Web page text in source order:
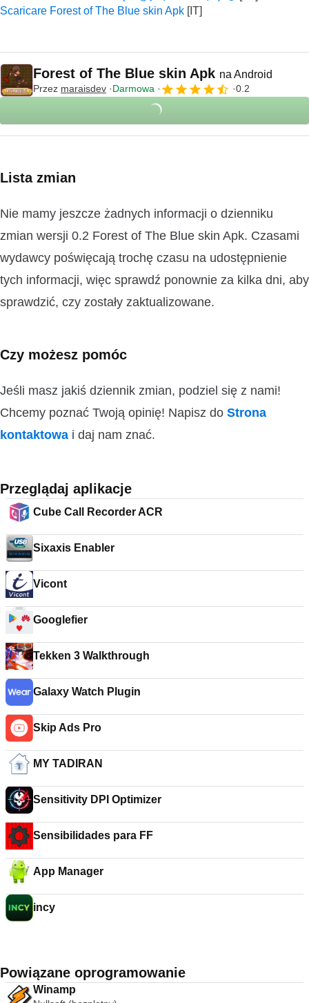
Scaricare Forest of The Blue skin Apk
Forest of The Blue skin Apk na Android
Przez maraisdev Darmowa 0.2
Lista zmian
Nie mamy jeszcze żadnych informacji o dzienniku
zmian wersji 0.2 Forest of The Blue skin Apk. Czasami
wydawcy poświęcają trochę czasu na udostępnienie
tych informacji, więc sprawdź ponownie za kilka dni, aby
sprawdzić, czy zostały zaktualizowane.
Czy możesz pomóc
Jeśli masz jakiś dziennik zmian, podziel się z nami!
Chcemy poznać Twoją opinię! Napisz do Strona
kontaktowa i daj nam znać.
Przeglądaj aplikacje
Cube Call Recorder ACR
Sixaxis Enabler
Vicont
Googlefier
Tekken 3 Walkthrough
Galaxy Watch Plugin
Skip Ads Pro
MY TADIRAN
Sensitivity DPI Optimizer
Sensibilidades para FF
App Manager
incy
Powiązane oprogramowanie
Winamp